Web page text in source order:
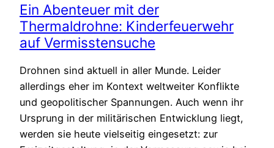
Ein Abenteuer mit der
Thermaldrohne: Kinderfeuerwehr
auf Vermisstensuche
Drohnen sind aktuell in aller Munde. Leider
allerdings eher im Kontext weltweiter Konflikte
und geopolitischer Spannungen. Auch wenn ihr
Ursprung in der militärischen Entwicklung liegt,
werden sie heute vielseitig eingesetzt: zur